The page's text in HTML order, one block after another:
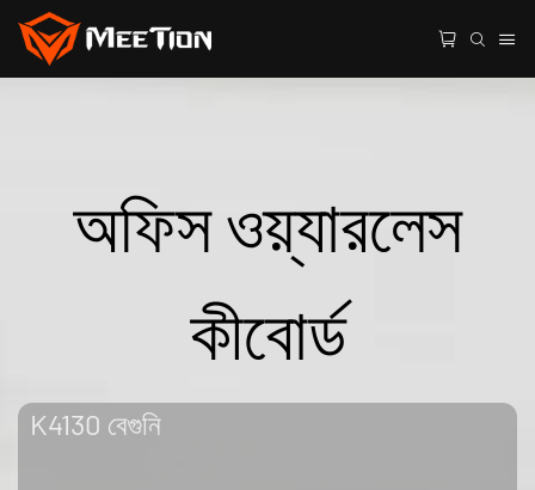
অফিস ওয়্যারলেস
কীবোর্ড
K4130 বেগুনি